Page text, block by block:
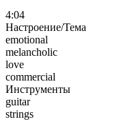
4:04
Настроение/Тема
emotional
melancholic
love
commercial
Инструменты
guitar
strings